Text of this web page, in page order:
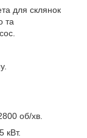
для склянок
та
об/хв.
кВт.